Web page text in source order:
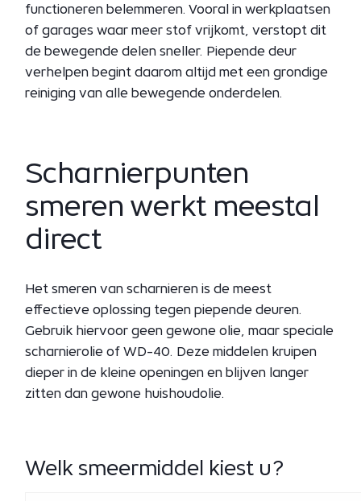
functioneren belemmeren. Vooral in werkplaatsen
of garages waar meer stof vrijkomt, verstopt dit
de bewegende delen sneller. Piepende deur
verhelpen begint daarom altijd met een grondige
reiniging van alle bewegende onderdelen.
Scharnierpunten
smeren werkt meestal
direct
Het smeren van scharnieren is de meest
effectieve oplossing tegen piepende deuren.
Gebruik hiervoor geen gewone olie, maar speciale
scharnierolie of WD-40. Deze middelen kruipen
dieper in de kleine openingen en blijven langer
zitten dan gewone huishoudolie.
Welk smeermiddel kiest u?